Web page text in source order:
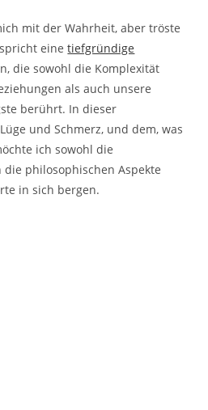
mit der Wahrheit, aber tröste
einetiefgründige
die sowohl die Komplexität
als auch unsere
berührt. In dieser
und Schmerz, und dem, was
ich sowohl die
die philosophischen Aspekte
in sich bergen.